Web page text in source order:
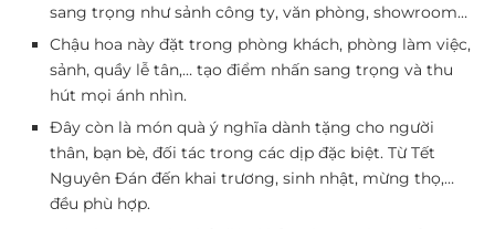
sang trọng như sảnh công ty, văn phòng, showroom…
Chậu hoa này đặt trong phòng khách, phòng làm việc,
sảnh, quầy lễ tân,… tạo điểm nhấn sang trọng và thu
hút mọi ánh nhìn.
Đây còn là món quà ý nghĩa dành tặng cho người
thân, bạn bè, đối tác trong các dịp đặc biệt. Từ Tết
Nguyên Đán đến khai trương, sinh nhật, mừng thọ,…
đều phù hợp.